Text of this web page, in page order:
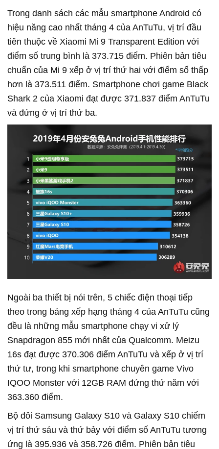
Trong danh sách các mẫu smartphone Android có
hiệu năng cao nhất tháng 4 của AnTuTu, vị trí đầu
tiên thuộc về Xiaomi Mi 9 Transparent Edition với
điểm số trung bình là 373.715 điểm. Phiên bản tiêu
chuẩn của Mi 9 xếp ở vị trí thứ hai với điểm số thấp
hơn là 373.511 điểm. Smartphone chơi game Black
Shark 2 của Xiaomi đạt được 371.837 điểm AnTuTu
và đứng ở vị trí thứ ba.
Ngoài ba thiết bị nói trên, 5 chiếc điện thoại tiếp
theo trong bảng xếp hạng tháng 4 của AnTuTu cũng
đều là những mẫu smartphone chạy vi xử lý
Snapdragon 855 mới nhất của Qualcomm. Meizu
16s đạt được 370.306 điểm AnTuTu và xếp ở vị trí
thứ tư, trong khi smartphone chuyên game Vivo
IQOO Monster với 12GB RAM đứng thứ năm với
363.360 điểm.
Bộ đôi Samsung Galaxy S10 và Galaxy S10 chiếm
vị trí thứ sáu và thứ bảy với điểm số AnTuTu tương
ứng là 395.936 và 358.726 điểm. Phiên bản tiêu